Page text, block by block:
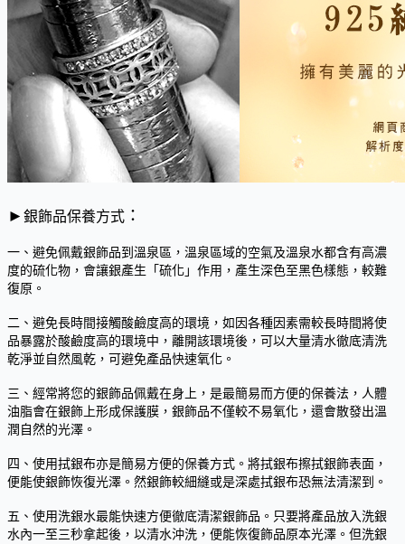
► 銀飾品保養方式 ：
一、避免佩戴銀飾品到溫泉區，溫泉區域的空氣及溫泉水都含有高濃
度的硫化物，會讓銀產生「硫化」作用，產生深色至黑色樣態，較難
復原。
二、避免長時間接觸酸鹼度高的環境，如因各種因素需較長時間將使
品暴露於酸鹼度高的環境中，離開該環境後，可以大量清水徹底清洗
乾淨並自然風乾，可避免產品快速氧化。
三、經常將您的銀飾品佩戴在身上，是最簡易而方便的保養法，人體
油脂會在銀飾上形成保護膜，銀飾品不僅較不易氧化，還會散發出溫
潤自然的光澤。
四、使用拭銀布亦是簡易方便的保養方式。將拭銀布擦拭銀飾表面，
便能使銀飾恢復光澤。然銀飾較細縫或是深處拭銀布恐無法清潔到。
五、使用洗銀水最能快速方便徹底清潔銀飾品。只要將產品放入洗銀
水內一至三秒拿起後，以清水沖洗，便能恢復飾品原本光澤。但洗銀